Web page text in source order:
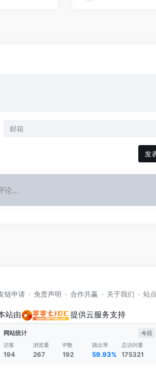
发
论...
链申请 免责声明 合作共赢 关于我们 站
站由 提供云服务支持
网站统计 今日
访客
194
浏览量
267
IP数
192
跳出率
59.93%
总访问量
175321